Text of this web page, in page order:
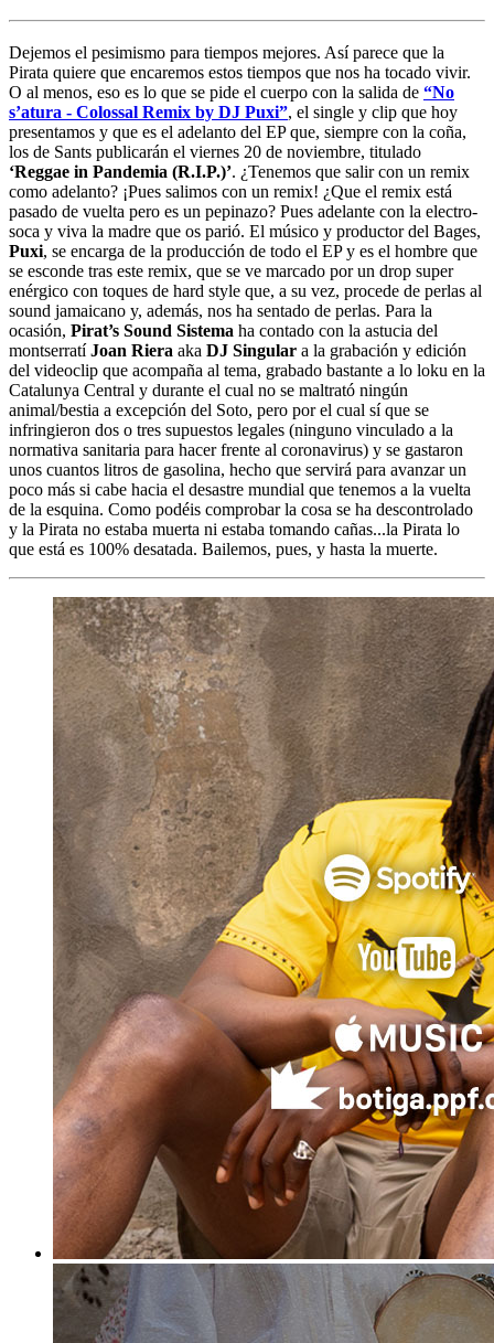
Dejemos el pesimismo para tiempos mejores. Así parece que la
Pirata quiere que encaremos estos tiempos que nos ha tocado vivir.
O al menos, eso es lo que se pide el cuerpo con la salida de “No
s’atura - Colossal Remix by DJ Puxi”, el single y clip que hoy
presentamos y que es el adelanto del EP que, siempre con la coña,
los de Sants publicarán el viernes 20 de noviembre, titulado
‘Reggae in Pandemia (R.I.P.)’. ¿Tenemos que salir con un remix
como adelanto? ¡Pues salimos con un remix! ¿Que el remix está
pasado de vuelta pero es un pepinazo? Pues adelante con la electro-
soca y viva la madre que os parió. El músico y productor del Bages,
Puxi, se encarga de la producción de todo el EP y es el hombre que
se esconde tras este remix, que se ve marcado por un drop super
enérgico con toques de hard style que, a su vez, procede de perlas al
sound jamaicano y, además, nos ha sentado de perlas. Para la
ocasión, Pirat’s Sound Sistema ha contado con la astucia del
montserratíJoan Riera aka DJ Singular a la grabación y edición
del videoclip que acompaña al tema, grabado bastante a lo loku en la
Catalunya Central y durante el cual no se maltrató ningún
animal/bestia a excepción del Soto, pero por el cual sí que se
infringieron dos o tres supuestos legales (ninguno vinculado a la
normativa sanitaria para hacer frente al coronavirus) y se gastaron
unos cuantos litros de gasolina, hecho que servirá para avanzar un
poco más si cabe hacia el desastre mundial que tenemos a la vuelta
de la esquina. Como podéis comprobar la cosa se ha descontrolado
y la Pirata no estaba muerta ni estaba tomando cañas...la Pirata lo
que está es 100% desatada. Bailemos, pues, y hasta la muerte.